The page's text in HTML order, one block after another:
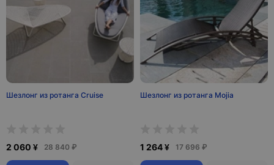
Шезлонг из ротанга Cruise
2 060 ¥ 28 840 ₽
Шезлонг из ротанга Mojia
1 264 ¥ 17 696 ₽